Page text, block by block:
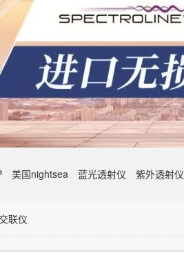
美国nightsea 蓝光透射仪 紫外透射仪
联仪